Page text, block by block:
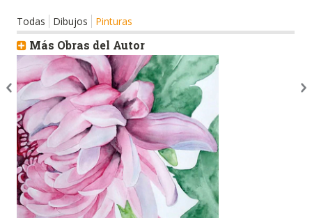
Todas Dibujos Pinturas
Más Obras del Autor